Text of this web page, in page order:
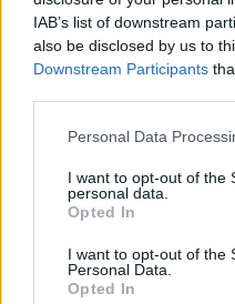
IAB’s list of downstream
also be disclosed by us to
Downstream Participants
Personal Data
I want to opt-out of the
personal data.
Opted In
I want to opt-out of the
Personal Data.
Opted In
JAV Atstovų rūmų
ženklas Europai
Žinios | Pasaulis
Per plauką nuo
vyriausybei pavyko
Žinios | Pasaulis
Raginimai pasitraukti iš